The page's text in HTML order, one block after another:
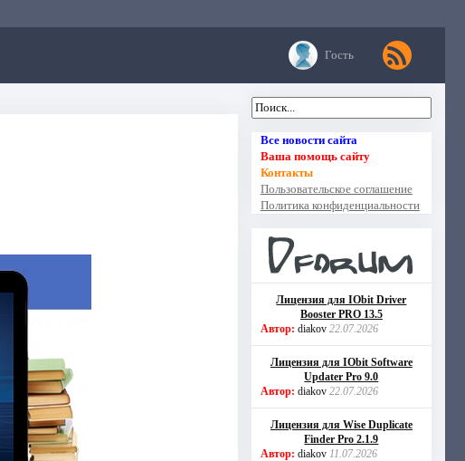
Гость
Все новости сайта
Ваша помощь сайту
Контакты
Пользовательское соглашение
Политика конфиденциальности
Лицензия для IObit Driver
Booster PRO 13.5
Автор: diakov 22.07.2026
Лицензия для IObit Software
Updater Pro 9.0
Автор: diakov 22.07.2026
Лицензия для Wise Duplicate
Finder Pro 2.1.9
Автор: diakov 11.07.2026